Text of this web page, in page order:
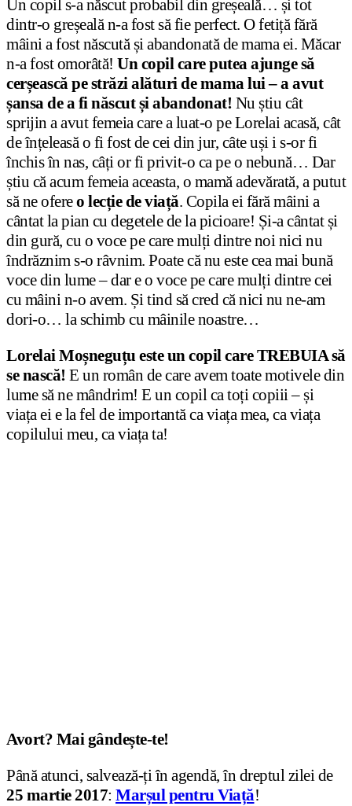
Un copil s-a născut probabil din greșeală… și tot
dintr-o greșeală n-a fost să fie perfect. O fetiță fără
mâini a fost născută și abandonată de mama ei. Măcar
n-a fost omorâtă! Un copil care putea ajunge să
cerșească pe străzi alături de mama lui – a avut
șansa de a fi născut și abandonat! Nu știu cât
sprijin a avut femeia care a luat-o pe Lorelai acasă, cât
de înțeleasă o fi fost de cei din jur, câte uși i s-or fi
închis în nas, câți or fi privit-o ca pe o nebună… Dar
știu că acum femeia aceasta, o mamă adevărată, a putut
să ne ofereo lecție de viață. Copila ei fără mâini a
cântat la pian cu degetele de la picioare! Și-a cântat și
din gură, cu o voce pe care mulți dintre noi nici nu
îndrăznim s-o râvnim. Poate că nu este cea mai bună
voce din lume – dar e o voce pe care mulți dintre cei
cu mâini n-o avem. Și tind să cred că nici nu ne-am
dori-o… la schimb cu mâinile noastre…
Lorelai Moșneguțu este un copil care TREBUIA să
se nască! E un român de care avem toate motivele din
lume să ne mândrim! E un copil ca toți copiii – și
viața ei e la fel de importantă ca viața mea, ca viața
copilului meu, ca viața ta!
Avort? Mai gândește-te!
Până atunci, salvează-ți în agendă, în dreptul zilei de
25 martie 2017: Marșul pentru Viață!